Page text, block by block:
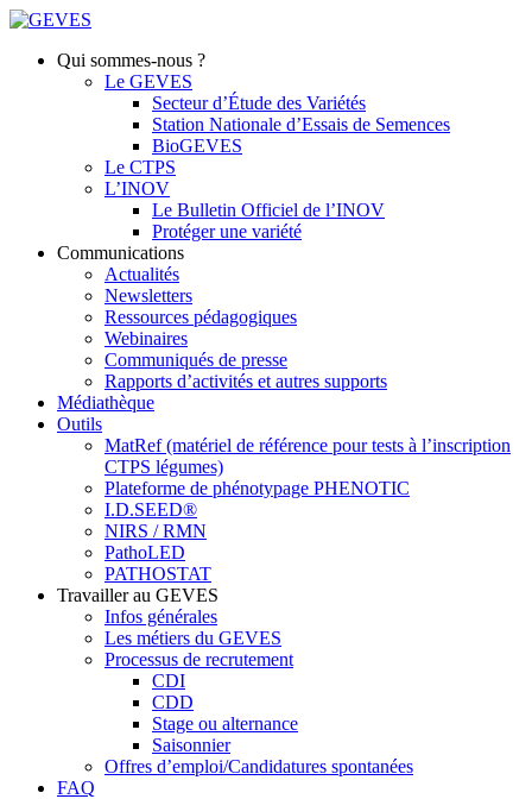
Qui sommes-nous ?
Le GEVES
Secteur d’Étude des Variétés
Station Nationale d’Essais de Semences
BioGEVES
Le CTPS
L’INOV
Le Bulletin Officiel de l’INOV
Protéger une variété
Communications
Actualités
Newsletters
Ressources pédagogiques
Webinaires
Communiqués de presse
Rapports d’activités et autres supports
Médiathèque
Outils
MatRef (matériel de référence pour tests à l’inscription
CTPS légumes)
Plateforme de phénotypage PHENOTIC
I.D.SEED®
NIRS / RMN
PathoLED
PATHOSTAT
Travailler au GEVES
Infos générales
Les métiers du GEVES
Processus de recrutement
CDI
CDD
Stage ou alternance
Saisonnier
Offres d’emploi/Candidatures spontanées
FAQ